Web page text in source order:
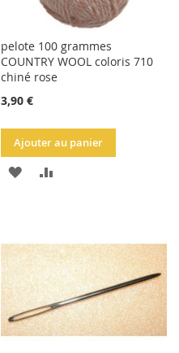
pelote 100 grammes
COUNTRY WOOL coloris 710
chiné rose
3,90 €
Ajouter au panier
AJOUTER
LISTE
D'ACHATS